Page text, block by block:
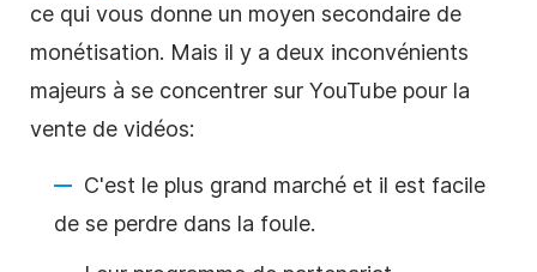
ce qui vous donne un moyen secondaire de
monétisation. Mais il y a deux inconvénients
majeurs à se concentrer sur YouTube pour la
vente de vidéos:
C'est le plus grand marché et il est facile
de se perdre dans la foule.